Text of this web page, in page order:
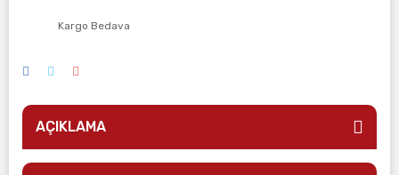
Kargo Bedava
AÇIKLAMA